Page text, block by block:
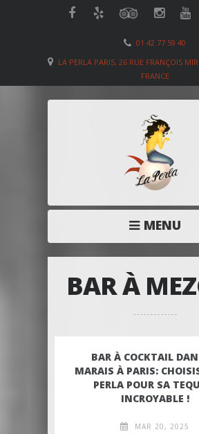
01 42 77 59 40
LA PERLA PARIS, 26 RUE FRANÇOIS
FRANCE
MENU
BAR À
BAR À COCKTAIL
MARAIS À PARIS:
PERLA POUR SA
INCROYABLE !
MAR 20, 2025